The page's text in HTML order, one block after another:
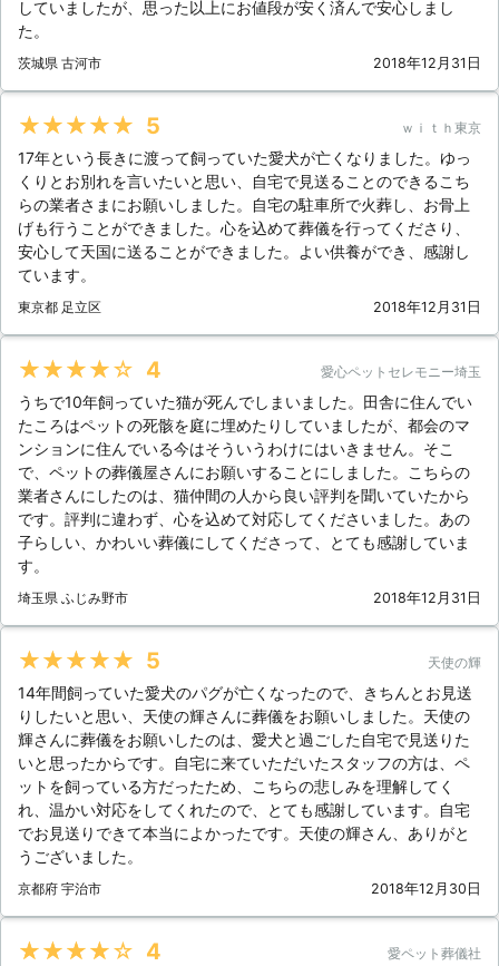
していましたが、思った以上にお値段が安く済んで安心しまし
た。
茨城県 古河市 2018年12月31日
★★★★★ 5 ｗｉｔｈ東京
17年という長きに渡って飼っていた愛犬が亡くなりました。ゆっ
くりとお別れを言いたいと思い、自宅で見送ることのできるこち
らの業者さまにお願いしました。自宅の駐車所で火葬し、お骨上
げも行うことができました。心を込めて葬儀を行ってくださり、
安心して天国に送ることができました。よい供養ができ、感謝し
ています。
東京都 足立区 2018年12月31日
★★★★★ 4 愛心ペットセレモニー埼玉
うちで10年飼っていた猫が死んでしまいました。田舎に住んでい
たころはペットの死骸を庭に埋めたりしていましたが、都会のマ
ンションに住んでいる今はそういうわけにはいきません。そこ
で、ペットの葬儀屋さんにお願いすることにしました。こちらの
業者さんにしたのは、猫仲間の人から良い評判を聞いていたから
です。評判に違わず、心を込めて対応してくださいました。あの
子らしい、かわいい葬儀にしてくださって、とても感謝していま
す。
埼玉県 ふじみ野市 2018年12月31日
★★★★★ 5 天使の輝
14年間飼っていた愛犬のパグが亡くなったので、きちんとお見送
りしたいと思い、天使の輝さんに葬儀をお願いしました。天使の
輝さんに葬儀をお願いしたのは、愛犬と過ごした自宅で見送りた
いと思ったからです。自宅に来ていただいたスタッフの方は、ペ
ットを飼っている方だったため、こちらの悲しみを理解してく
れ、温かい対応をしてくれたので、とても感謝しています。自宅
でお見送りできて本当によかったです。天使の輝さん、ありがと
うございました。
京都府 宇治市 2018年12月30日
★★★★★ 4 愛ペット葬儀社